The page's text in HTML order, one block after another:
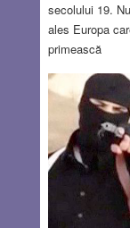
secolului 19.
ales Europa
primească